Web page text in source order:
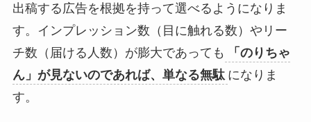
出稿する広告を根拠を持って選べるようになりま
す。インプレッション数（目に触れる数）やリー
チ数（届ける人数）が膨大であっても
「のりちゃ
ん」が見ないのであれば、単なる無駄 になりま
す。